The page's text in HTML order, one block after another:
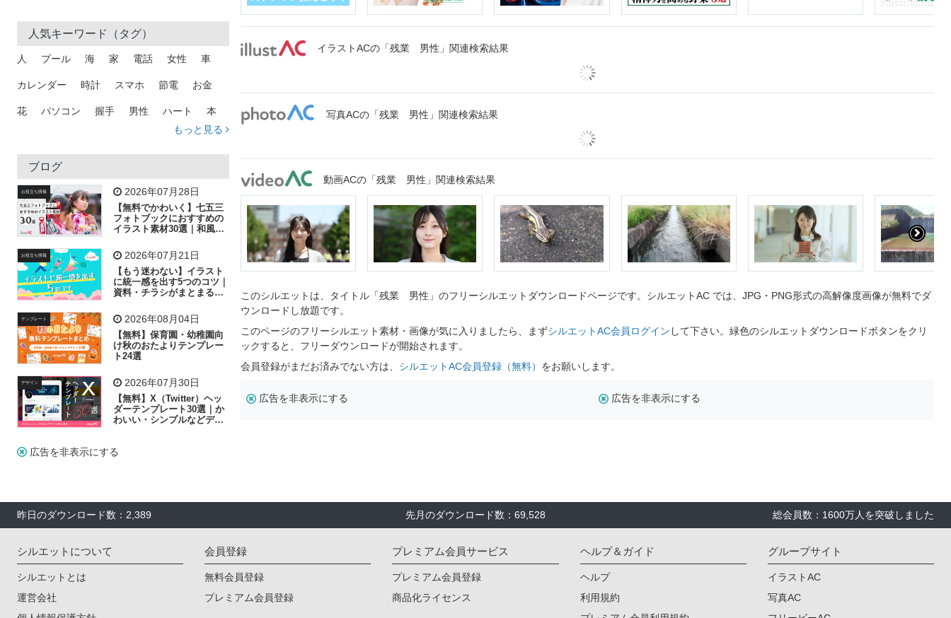
人気キーワード（タグ）
人 プール 海 家 電話 女性 車
カレンダー 時計 スマホ 節電 お金
花 パソコン 握手 男性 ハート 本
トラック 木
吹き出し
飛行機 グラフ ビル 魚 家族 書類
歩く 工場 会社 太陽 キラキラ
子供 作業員 相談 ピクトグラム
もっと見る
ブログ
お役立ち情報 2026年07月28日
【無料でかわいく】七五三
フォトブックにおすすめの
イラスト素材30選｜和風の
お役立ち情報 2026年07月21日
【もう迷わない】イラスト
に統一感を出す5つのコツ｜
資料・チラシがまとまるフ
テンプレート 2026年08月04日
【無料】保育園・幼稚園向
け秋のおたよりテンプレー
ト24選
デザイン 2026年07月30日
【無料】X（Twitter）ヘッ
ダーテンプレート30選｜か
わいい・シンプルなどデザ
広告を非表示にする
イラストACの「残業 男性」関連検索結果
写真ACの「残業 男性」関連検索結果
動画ACの「残業 男性」関連検索結果
このシルエットは、タイトル「残業 男性」のフリーシルエットダウンロードページです。シルエットAC では、JPG・PNG形式の高解像度画像が無料でダ
ウンロードし放題です。
このページのフリーシルエット素材・画像が気に入りましたら、まずシルエットAC会員ログイン して下さい。緑色のシルエットダウンロードボタンをクリ
ックすると、フリーダウンロードが開始されます。
会員登録がまだお済みでない方は、 シルエットAC会員登録（無料） をお願いします。
広告を非表示にする 広告を非表示にする
昨日のダウンロード数：2,389 先月のダウンロード数：69,528 総会員数：1600万人を突破しました
シルエットについて
シルエットとは
運営会社
会員登録
無料会員登録
プレミアム会員登録
プレミアム会員サービス
プレミアム会員登録
商品化ライセンス
ヘルプ＆ガイド
ヘルプ
利用規約
グループサイト
イラストAC
写真AC